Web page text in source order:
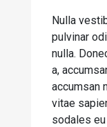
Nulla
pulvinar
nulla.
a,
accumsan
vitae
sodales